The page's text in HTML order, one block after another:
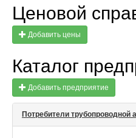
Ценовой
Добавить цены
Каталог
Добавить предприятие
Потребители трубопроводной